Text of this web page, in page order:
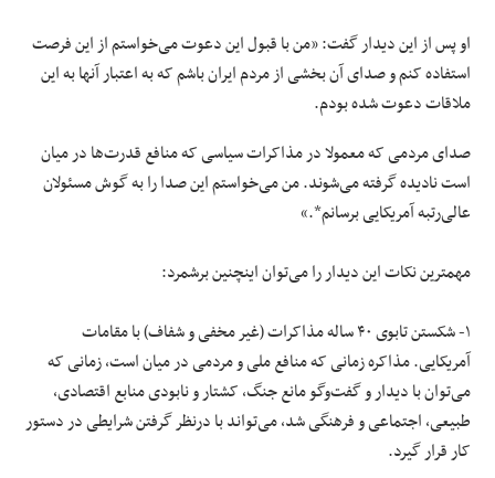
او پس از این دیدار گفت: «من با قبول این دعوت می‌خواستم از این فرصت
استفاده کنم و صدای آن بخشی از مردم ایران باشم که به اعتبار آنها به این
ملاقات دعوت شده بودم.
صدای مردمی که معمولا در مذاکرات سیاسی که منافع قدرت‌ها در میان
است نادیده گرفته می‌شوند. من می‌خواستم این صدا را به گوش مسئولان
عالی‌رتبه آمریکایی برسانم*.»
مهمترین نکات این دیدار را می‌توان اینچنین برشمرد:
١- شکستن تابوی ۴۰ ساله مذاکرات (غیر مخفی و شفاف) با مقامات
آمریکایی. مذاکره زمانی که منافع ملی و مردمی در میان است، زمانی که
می‌توان با دیدار و گفت‌وگو مانع جنگ، کشتار و نابودی منابع اقتصادی،
طبیعی، اجتماعی و فرهنگی شد، می‌تواند با درنظر گرفتن شرایطی در دستور
کار قرار گیرد.